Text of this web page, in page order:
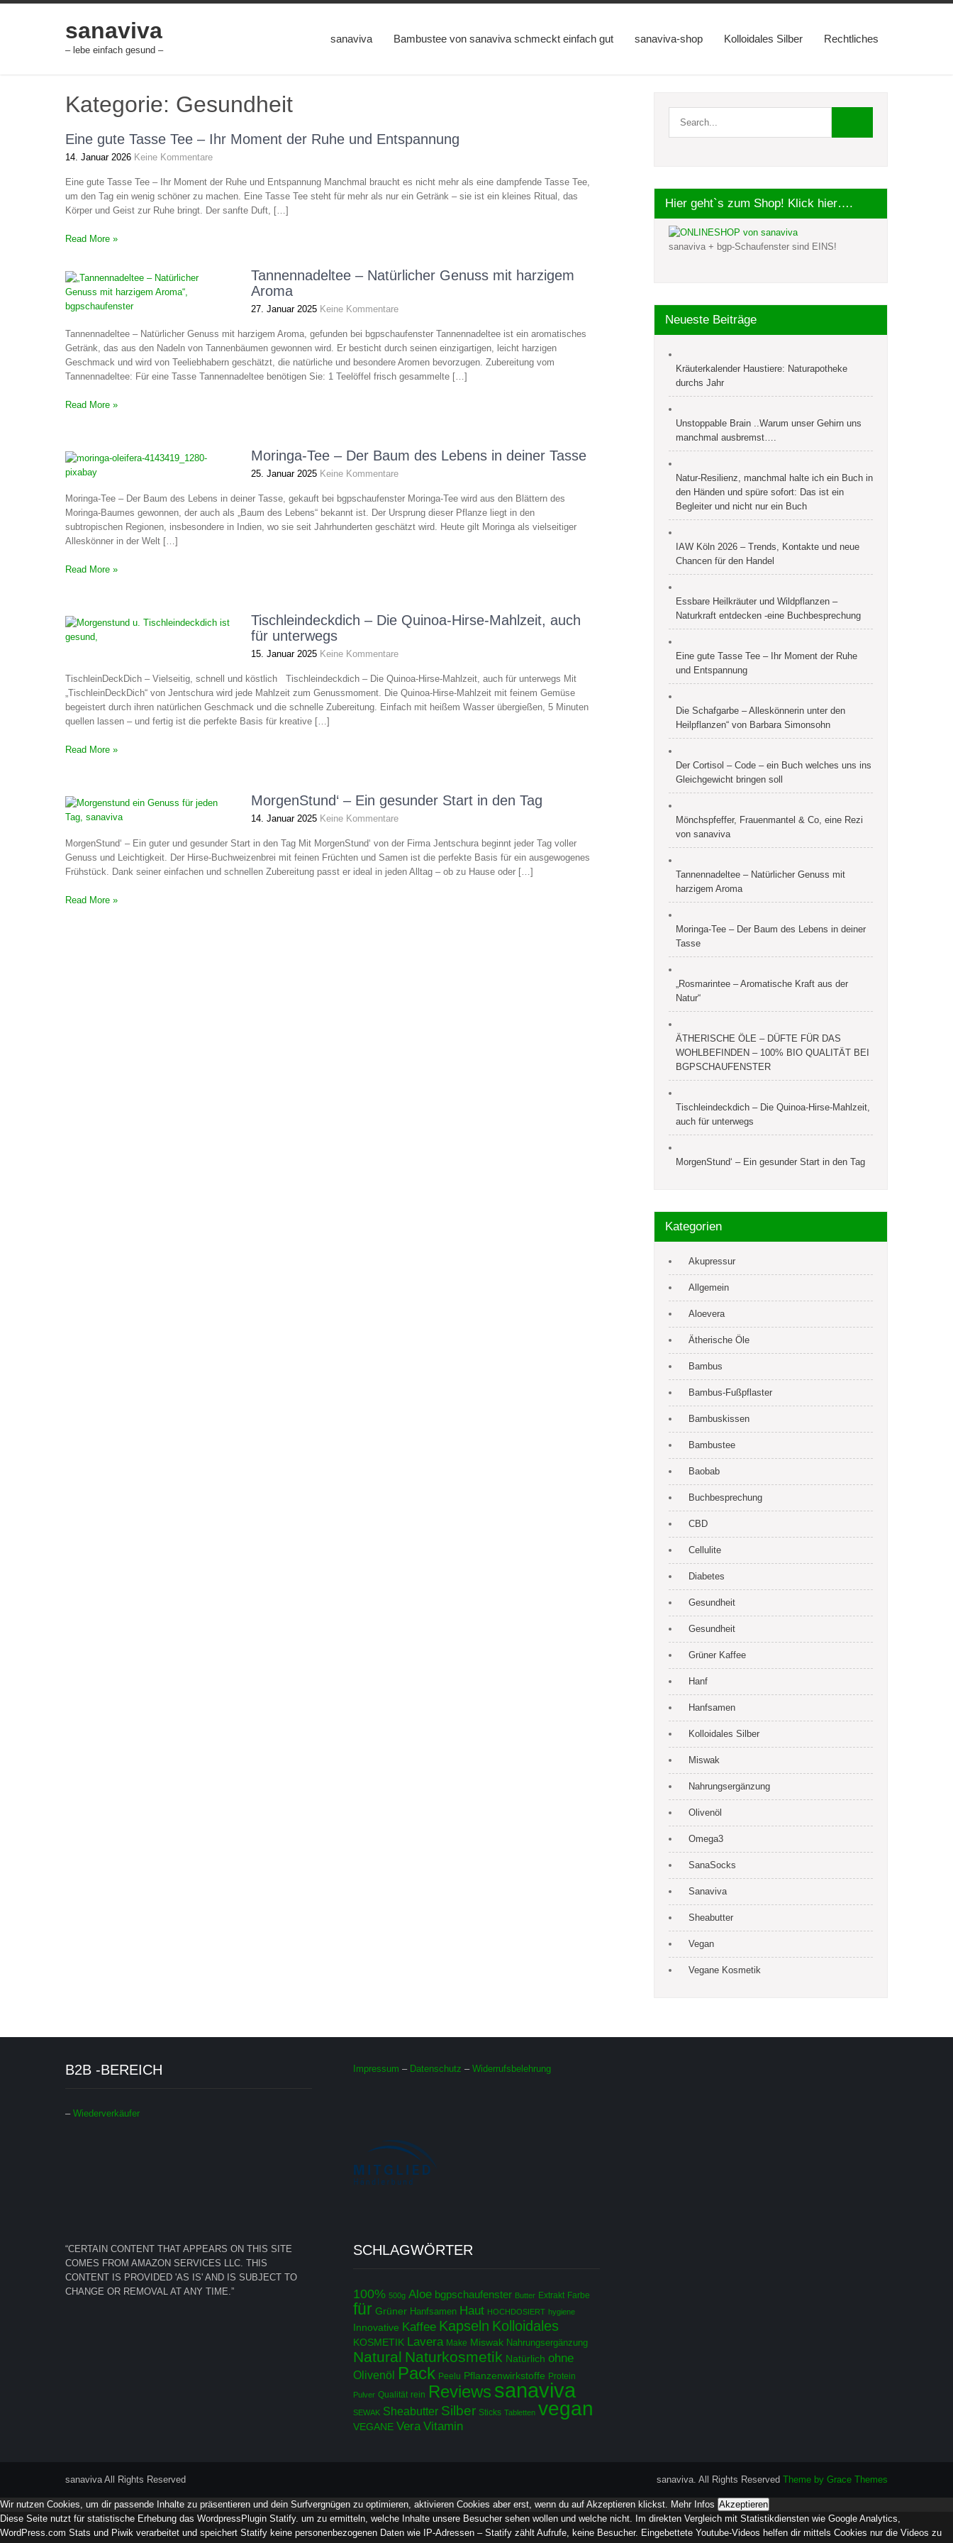
Skip
sanaviva
– lebe einfach gesund –
sanaviva Bambustee von sanaviva schmeckt einfach gut sanaviva-shop Kolloidales Silber Rechtliches
Kategorie: Gesundheit
Eine gute Tasse Tee – Ihr Moment der Ruhe und Entspannung
14. Januar 2026 Keine Kommentare
Eine gute Tasse Tee – Ihr Moment der Ruhe und Entspannung Manchmal braucht es nicht mehr als eine dampfende Tasse Tee,
um den Tag ein wenig schöner zu machen. Eine Tasse Tee steht für mehr als nur ein Getränk – sie ist ein kleines Ritual, das
Körper und Geist zur Ruhe bringt. Der sanfte Duft, […]
Read More »
Tannennadeltee – Natürlicher Genuss mit harzigem
Aroma
27. Januar 2025 Keine Kommentare
Tannennadeltee – Natürlicher Genuss mit harzigem Aroma, gefunden bei bgpschaufenster Tannennadeltee ist ein aromatisches
Getränk, das aus den Nadeln von Tannenbäumen gewonnen wird. Er besticht durch seinen einzigartigen, leicht harzigen
Geschmack und wird von Teeliebhabern geschätzt, die natürliche und besondere Aromen bevorzugen. Zubereitung vom
Tannennadeltee: Für eine Tasse Tannennadeltee benötigen Sie: 1 Teelöffel frisch gesammelte […]
Read More »
Moringa-Tee – Der Baum des Lebens in deiner Tasse
25. Januar 2025 Keine Kommentare
Moringa-Tee – Der Baum des Lebens in deiner Tasse, gekauft bei bgpschaufenster Moringa-Tee wird aus den Blättern des
Moringa-Baumes gewonnen, der auch als „Baum des Lebens“ bekannt ist. Der Ursprung dieser Pflanze liegt in den
subtropischen Regionen, insbesondere in Indien, wo sie seit Jahrhunderten geschätzt wird. Heute gilt Moringa als vielseitiger
Alleskönner in der Welt […]
Read More »
Tischleindeckdich – Die Quinoa-Hirse-Mahlzeit, auch
für unterwegs
15. Januar 2025 Keine Kommentare
TischleinDeckDich – Vielseitig, schnell und köstlich Tischleindeckdich – Die Quinoa-Hirse-Mahlzeit, auch für unterwegs Mit
„TischleinDeckDich“ von Jentschura wird jede Mahlzeit zum Genussmoment. Die Quinoa-Hirse-Mahlzeit mit feinem Gemüse
begeistert durch ihren natürlichen Geschmack und die schnelle Zubereitung. Einfach mit heißem Wasser übergießen, 5 Minuten
quellen lassen – und fertig ist die perfekte Basis für kreative […]
Read More »
MorgenStund‘ – Ein gesunder Start in den Tag
14. Januar 2025 Keine Kommentare
MorgenStund‘ – Ein guter und gesunder Start in den Tag Mit MorgenStund‘ von der Firma Jentschura beginnt jeder Tag voller
Genuss und Leichtigkeit. Der Hirse-Buchweizenbrei mit feinen Früchten und Samen ist die perfekte Basis für ein ausgewogenes
Frühstück. Dank seiner einfachen und schnellen Zubereitung passt er ideal in jeden Alltag – ob zu Hause oder […]
Read More »
Hier geht`s zum Shop! Klick hier….
sanaviva + bgp-Schaufenster sind EINS!
Neueste Beiträge
Kräuterkalender Haustiere: Naturapotheke
durchs Jahr
Unstoppable Brain ..Warum unser Gehirn uns
manchmal ausbremst….
Natur-Resilienz, manchmal halte ich ein Buch in
den Händen und spüre sofort: Das ist ein
Begleiter und nicht nur ein Buch
IAW Köln 2026 – Trends, Kontakte und neue
Chancen für den Handel
Essbare Heilkräuter und Wildpflanzen –
Naturkraft entdecken -eine Buchbesprechung
Eine gute Tasse Tee – Ihr Moment der Ruhe
und Entspannung
Die Schafgarbe – Alleskönnerin unter den
Heilpflanzen“ von Barbara Simonsohn
Der Cortisol – Code – ein Buch welches uns ins
Gleichgewicht bringen soll
Mönchspfeffer, Frauenmantel & Co, eine Rezi
von sanaviva
Tannennadeltee – Natürlicher Genuss mit
harzigem Aroma
Moringa-Tee – Der Baum des Lebens in deiner
Tasse
„Rosmarintee – Aromatische Kraft aus der
Natur“
ÄTHERISCHE ÖLE – DÜFTE FÜR DAS
WOHLBEFINDEN – 100% BIO QUALITÄT BEI
BGPSCHAUFENSTER
Tischleindeckdich – Die Quinoa-Hirse-Mahlzeit,
auch für unterwegs
MorgenStund‘ – Ein gesunder Start in den Tag
Kategorien
Akupressur
Allgemein
Aloevera
Ätherische Öle
Bambus
Bambus-Fußpflaster
Bambuskissen
Bambustee
Baobab
Buchbesprechung
CBD
Cellulite
Diabetes
Gesundheit
Gesundheit
Grüner Kaffee
Hanf
Hanfsamen
Kolloidales Silber
Miswak
Nahrungsergänzung
Olivenöl
Omega3
SanaSocks
Sanaviva
Sheabutter
Vegan
Vegane Kosmetik
B2B -BEREICH
– Wiederverkäufer
Impressum – Datenschutz – Widerrufsbelehrung
“CERTAIN CONTENT THAT APPEARS ON THIS SITE
COMES FROM AMAZON SERVICES LLC. THIS
CONTENT IS PROVIDED 'AS IS' AND IS SUBJECT TO
CHANGE OR REMOVAL AT ANY TIME.”
SCHLAGWÖRTER
100% 500g Aloe bgpschaufenster Butter Extrakt Farbe
für Grüner Hanfsamen Haut HOCHDOSIERT hygiene
Innovative Kaffee Kapseln Kolloidales
KOSMETIK Lavera Make Miswak Nahrungsergänzung
Natural Naturkosmetik Natürlich ohne
Olivenöl Pack Peelu Pflanzenwirkstoffe Protein
Pulver Qualität rein Reviews sanaviva
SEWAK Sheabutter Silber Sticks Tabletten vegan
VEGANE Vera Vitamin
sanaviva All Rights Reserved sanaviva. All Rights Reserved Theme by Grace Themes
Wir nutzen Cookies, um dir passende Inhalte zu präsentieren und dein Surfvergnügen zu optimieren, aktivieren Cookies aber erst, wenn du auf Akzeptieren klickst. Mehr Infos Akzeptieren
Diese Seite nutzt für statistische Erhebung das WordpressPlugin Statify. um zu ermitteln, welche Inhalte unsere Besucher sehen wollen und welche nicht. Im direkten Vergleich mit Statistikdiensten wie Google Analytics,
WordPress.com Stats und Piwik verarbeitet und speichert Statify keine personenbezogenen Daten wie IP-Adressen – Statify zählt Aufrufe, keine Besucher. Eingebettete Youtube-Videos helfen dir mittels Cookies nur die Videos zu